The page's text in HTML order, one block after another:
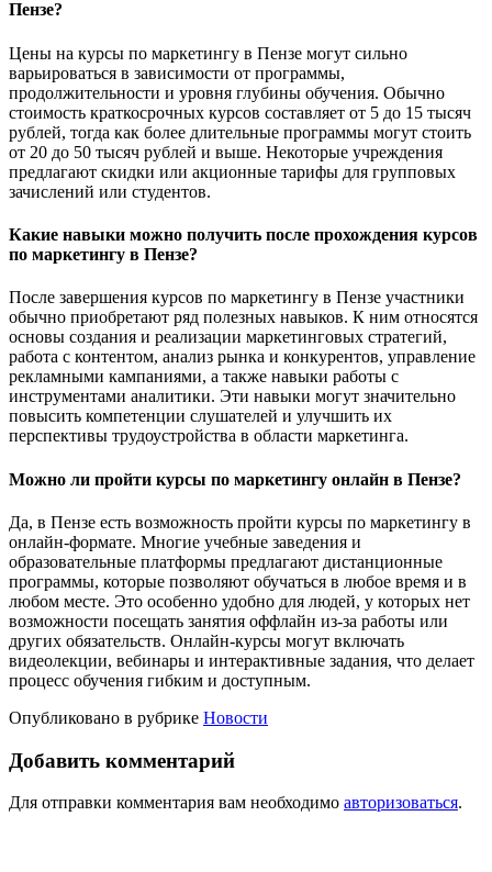
Пензе?
Цены на курсы по маркетингу в Пензе могут сильно
варьироваться в зависимости от программы,
продолжительности и уровня глубины обучения. Обычно
стоимость краткосрочных курсов составляет от 5 до 15 тысяч
рублей, тогда как более длительные программы могут стоить
от 20 до 50 тысяч рублей и выше. Некоторые учреждения
предлагают скидки или акционные тарифы для групповых
зачислений или студентов.
Какие навыки можно получить после прохождения курсов
по маркетингу в Пензе?
После завершения курсов по маркетингу в Пензе участники
обычно приобретают ряд полезных навыков. К ним относятся
основы создания и реализации маркетинговых стратегий,
работа с контентом, анализ рынка и конкурентов, управление
рекламными кампаниями, а также навыки работы с
инструментами аналитики. Эти навыки могут значительно
повысить компетенции слушателей и улучшить их
перспективы трудоустройства в области маркетинга.
Можно ли пройти курсы по маркетингу онлайн в Пензе?
Да, в Пензе есть возможность пройти курсы по маркетингу в
онлайн-формате. Многие учебные заведения и
образовательные платформы предлагают дистанционные
программы, которые позволяют обучаться в любое время и в
любом месте. Это особенно удобно для людей, у которых нет
возможности посещать занятия оффлайн из-за работы или
других обязательств. Онлайн-курсы могут включать
видеолекции, вебинары и интерактивные задания, что делает
процесс обучения гибким и доступным.
Опубликовано в рубрике Новости
Добавить комментарий
Для отправки комментария вам необходимо авторизоваться.